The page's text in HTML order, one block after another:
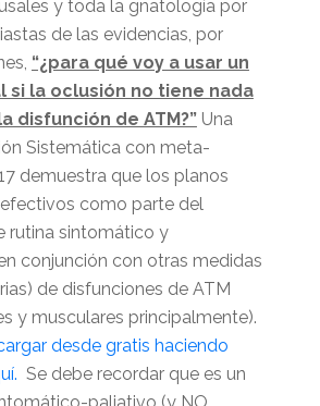
y toda la gnatología por
de las evidencias, por
“¿para qué voy a usar un
si la oclusión no tiene nada
disfunción de ATM?” Una
Sistemática con meta-
demuestra que los planos
como parte del
rutina sintomático y
conjunción con otras medidas
de disfunciones de ATM
y musculares principalmente).
desde gratis haciendo
Se debe recordar que es un